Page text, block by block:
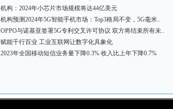
机构：2024年小芯片市场规模将达44亿美元
机构预测2024年5G智能手机市场：Top3格局不变，5G毫米..
OPPO与诺基亚签署5G专利交叉许可协议 双方将结束所有未..
赋能千行百业 工业互联网让数字化具象化
2023年全国移动短信业务量下降0.3% 收入比上年下降0.7%